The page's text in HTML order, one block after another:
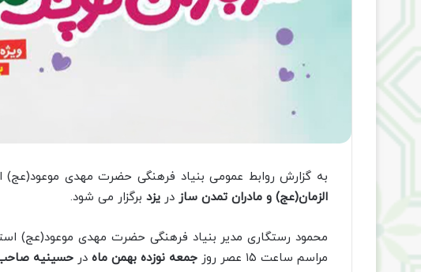
به گزارش روابط عمومی بنیاد فرهنگی حضرت مهدی موعود(عج)
الزمان(عج) و مادران تمدن ساز در یزد برگزار می شود.
محمود رستگاری مدیر بنیاد فرهنگی حضرت مهدی موعود(عج)
مراسم ساعت ۱۵ عصر روز
جمعه نوزده بهمن ماه در حسینیه